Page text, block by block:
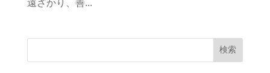
遠ざかり、善...
検索